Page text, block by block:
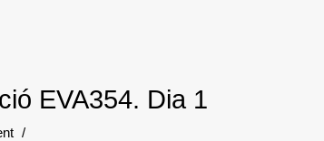
EVA354. Dia 1
/